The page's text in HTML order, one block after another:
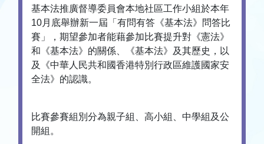
基本法推廣督導委員會本地社區工作小組於本年
10月底舉辦新一屆「有問有答《基本法》問答比
賽」，期望參加者能藉參加比賽提升對《憲法》
和《基本法》的關係、《基本法》及其歷史，以
及《中華人民共和國香港特別行政區維護國家安
全法》的認識。
比賽參賽組別分為親子組、高小組、中學組及公
開組。